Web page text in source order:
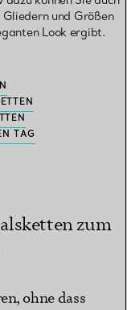
und Größen
Look ergibt.
TAG
zum
ohne dass